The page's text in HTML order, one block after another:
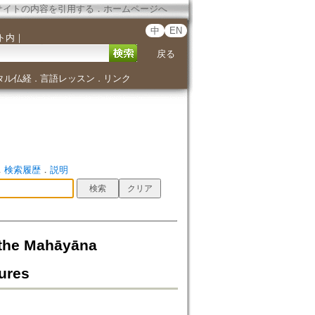
イトの内容を引用する ． ホームページへ
内 ｜
中 EN
戻る
ル仏経． 言語レッスン ． リンク
検索履歴． 説明
Mahāyāna